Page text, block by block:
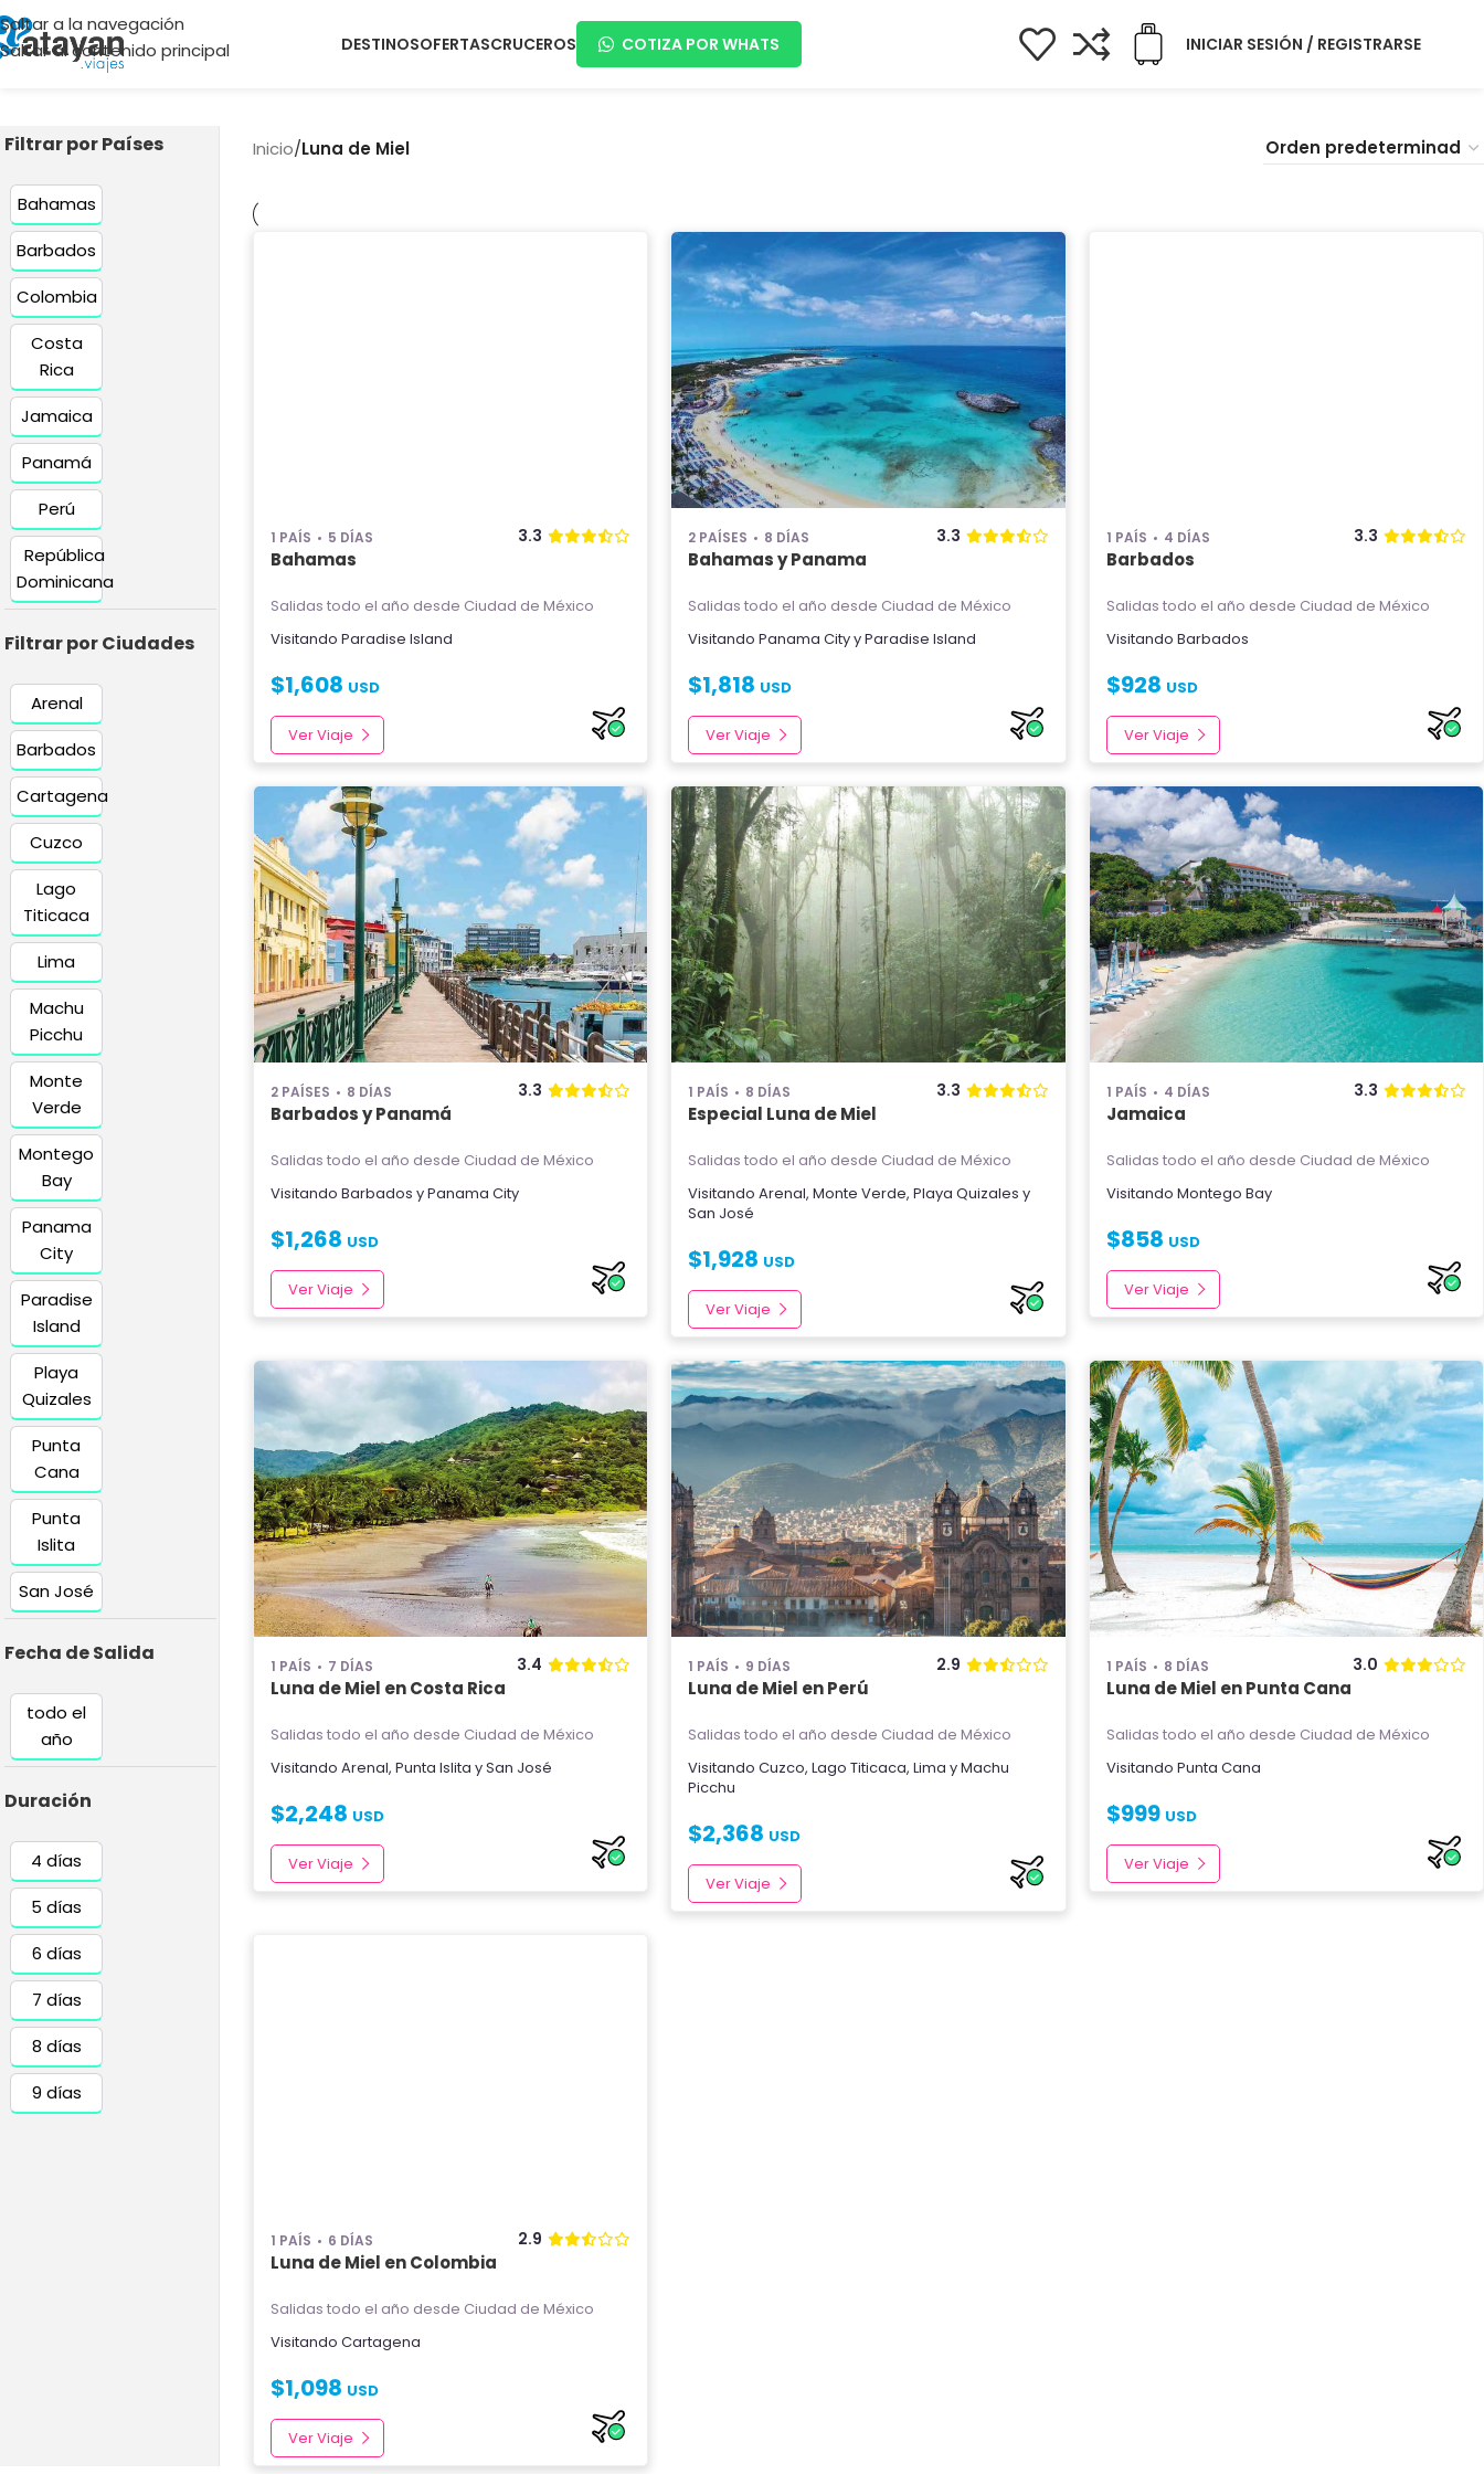
Saltar a la navegación
Saltar al contenido principal
DESTINOSOFERTASCRUCEROS COTIZA POR WHATS INICIAR SESIÓN / REGISTRARSE
Filtrar por Países
Bahamas
Barbados
Colombia
Costa
Rica
Jamaica
Panamá
Perú
República
Dominicana
Filtrar por Ciudades
Arenal
Barbados
Cartagena
Cuzco
Lago
Titicaca
Lima
Machu
Picchu
Monte
Verde
Montego
Bay
Panama
City
Paradise
Island
Playa
Quizales
Punta
Cana
Punta
Islita
San José
Fecha de Salida
todo el
año
Duración
4 días
5 días
6 días
7 días
8 días
9 días
Inicio/Luna de Miel
1 PAÍS 5 DÍAS 3.3
Bahamas
Salidas todo el año desde Ciudad de México
Visitando Paradise Island
$1,608 USD
Ver Viaje
2 PAÍSES 8 DÍAS 3.3
Bahamas y Panama
Salidas todo el año desde Ciudad de México
VisitandoPanama CityyParadise Island
$1,818 USD
Ver Viaje
1 PAÍS 4 DÍAS 3.3
Barbados
Salidas todo el año desde Ciudad de México
Visitando Barbados
$928 USD
Ver Viaje
2 PAÍSES 8 DÍAS 3.3
Barbados y Panamá
Salidas todo el año desde Ciudad de México
Visitando Barbados yPanama City
$1,268 USD
Ver Viaje
1 PAÍS 8 DÍAS 3.3
Especial Luna de Miel
Salidas todo el año desde Ciudad de México
VisitandoArenal,Monte Verde,Playa Quizales y
San José
$1,928 USD
Ver Viaje
1 PAÍS 4 DÍAS 3.3
Jamaica
Salidas todo el año desde Ciudad de México
Visitando Montego Bay
$858 USD
Ver Viaje
1 PAÍS 7 DÍAS 3.4
Luna de Miel en Costa Rica
Salidas todo el año desde Ciudad de México
Visitando Arenal, Punta Islita ySan José
$2,248 USD
Ver Viaje
1 PAÍS 9 DÍAS 2.9
Luna de Miel en Perú
Salidas todo el año desde Ciudad de México
VisitandoCuzco,Lago Titicaca,Lima yMachu
Picchu
$2,368 USD
Ver Viaje
1 PAÍS 8 DÍAS 3.0
Luna de Miel en Punta Cana
Salidas todo el año desde Ciudad de México
Visitando Punta Cana
$999 USD
Ver Viaje
1 PAÍS 6 DÍAS 2.9
Luna de Miel en Colombia
Salidas todo el año desde Ciudad de México
Visitando Cartagena
$1,098 USD
Ver Viaje